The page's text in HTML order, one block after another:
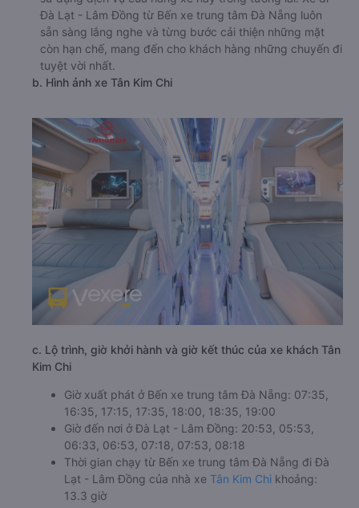
Đà Lạt - Lâm Đồng từ Bến xe trung tâm Đà Nẵng luôn
sẵn sàng lắng nghe và từng bước cải thiện những mặt
còn hạn chế, mang đến cho khách hàng những chuyến đi
tuyệt vời nhất.
b. Hình ảnh xe Tân Kim Chi
c. Lộ trình, giờ khởi hành và giờ kết thúc của xe khách Tân
Kim Chi
Giờ xuất phát ở Bến xe trung tâm Đà Nẵng: 07:35,
16:35, 17:15, 17:35, 18:00, 18:35, 19:00
Giờ đến nơi ở Đà Lạt - Lâm Đồng: 20:53, 05:53,
06:33, 06:53, 07:18, 07:53, 08:18
Thời gian chạy từ Bến xe trung tâm Đà Nẵng đi Đà
Lạt - Lâm Đồng của nhà xe Tân Kim Chi khoảng:
13.3 giờ